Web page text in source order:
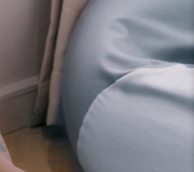
Mina prenumerationer